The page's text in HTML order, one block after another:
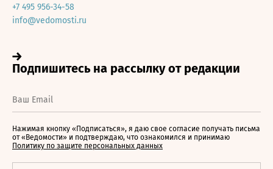
+7 495 956-34-58
info@vedomosti.ru
Нажимая кнопку «Подписаться», я даю свое согласие получать письма
от «Ведомости» и подтверждаю, что ознакомился и принимаю
Политику по защите персональных данных